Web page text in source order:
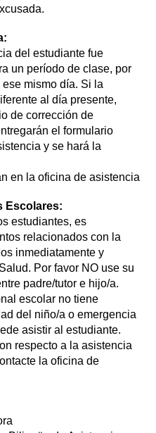
del estudiante fue
un período de clase, por
mismo día. Si la
al día presente,
de corrección de
el formulario
y se hará la
en la oficina de asistencia
Escolares:
estudiantes, es
relacionados con la
inmediatamente y
Por favor NO use su
padre/tutor e hijo/a.
escolar no tiene
del niño/a o emergencia
asistir al estudiante.
respecto a la asistencia
la oficina de